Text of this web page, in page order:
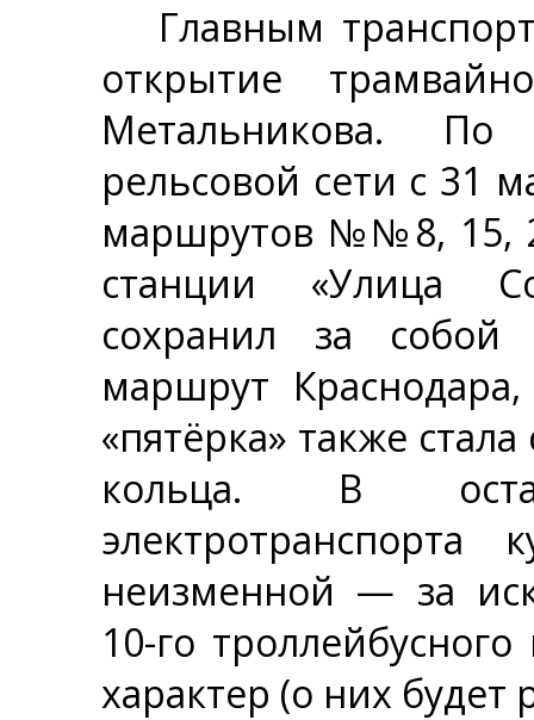
Главным
открытие
Метальникова. По
рельсовой сети с 31
маршрутов №№8, 15,
станции «Улица
сохранил за
маршрут
«пятёрка» также
кольца. В
электротранспорта
неизменной — за
10-го
характер (о них будет